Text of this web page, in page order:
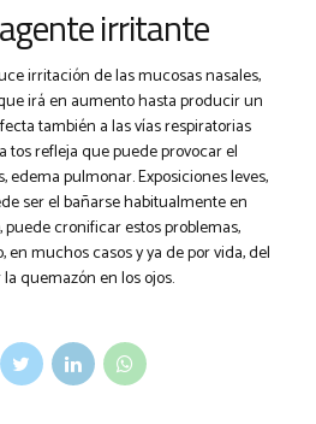
irritante
irritación de las mucosas nasales,
irá en aumento hasta producir un
también a las vías respiratorias
refleja que puede provocar el
edema pulmonar. Exposiciones leves,
ser el bañarse habitualmente en
cronificar estos problemas,
muchos casos y ya de por vida, del
quemazón en los ojos.